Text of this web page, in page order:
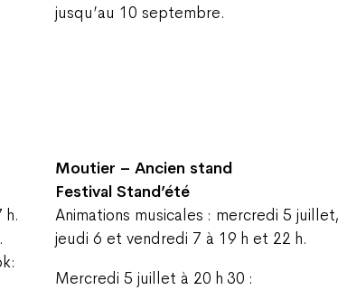
jusqu’au 10 septembre.
h.
Moutier – Ancien stand
Festival Stand’été
Animations musicales : mercredi 5 juillet,
jeudi 6 et vendredi 7 à 19 h et 22 h.
Mercredi 5 juillet à 20 h 30 :